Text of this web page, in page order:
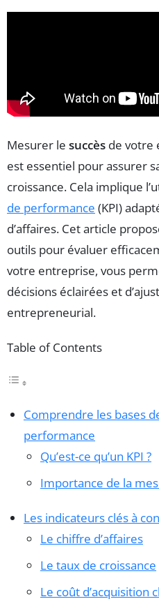
Mesurer le succès de votre
est essentiel pour assurer
croissance. Cela implique
de performance (KPI)
d’affaires. Cet article
outils pour évaluer
votre entreprise, vous
décisions éclairées et
entrepreneurial.
Table of Contents
Comprendre les bases
performance
Qu’est-ce qu’un KPI ?
Importance de la
Les indicateurs clés à
Le chiffre d’affaires
Le taux de croissance
Le coût d’acquisition